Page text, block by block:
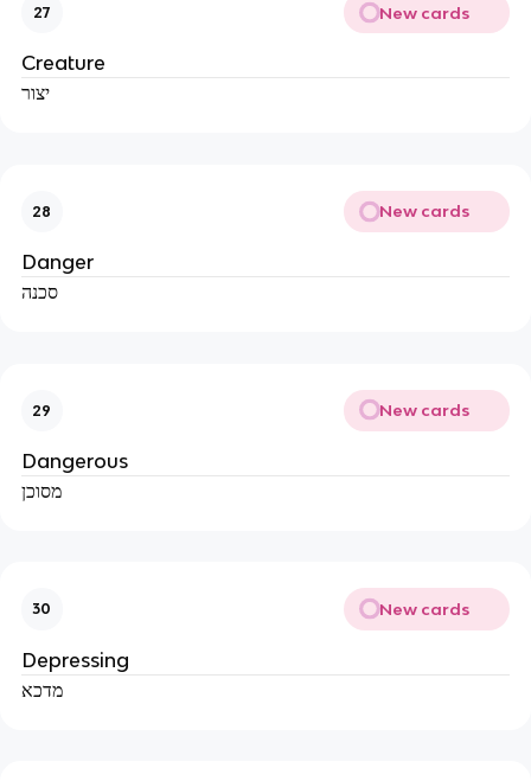
27 New cards
Creature
יצור
28 New cards
Danger
סכנה
29 New cards
Dangerous
מסוכן
30 New cards
Depressing
מדכא